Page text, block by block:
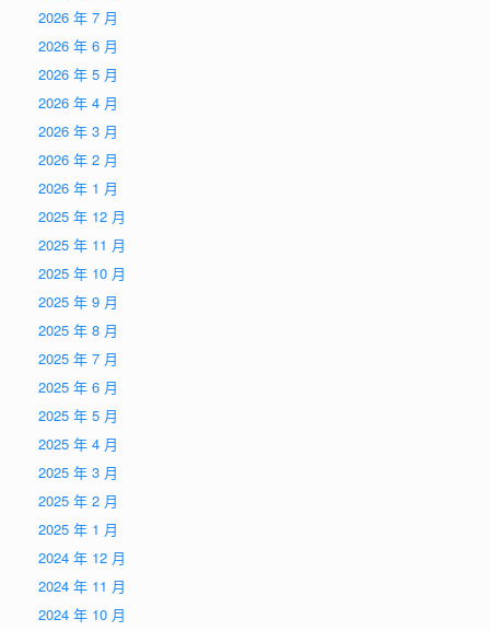
2026 年 7 月
2026 年 6 月
2026 年 5 月
2026 年 4 月
2026 年 3 月
2026 年 2 月
2026 年 1 月
2025 年 12 月
2025 年 11 月
2025 年 10 月
2025 年 9 月
2025 年 8 月
2025 年 7 月
2025 年 6 月
2025 年 5 月
2025 年 4 月
2025 年 3 月
2025 年 2 月
2025 年 1 月
2024 年 12 月
2024 年 11 月
2024 年 10 月